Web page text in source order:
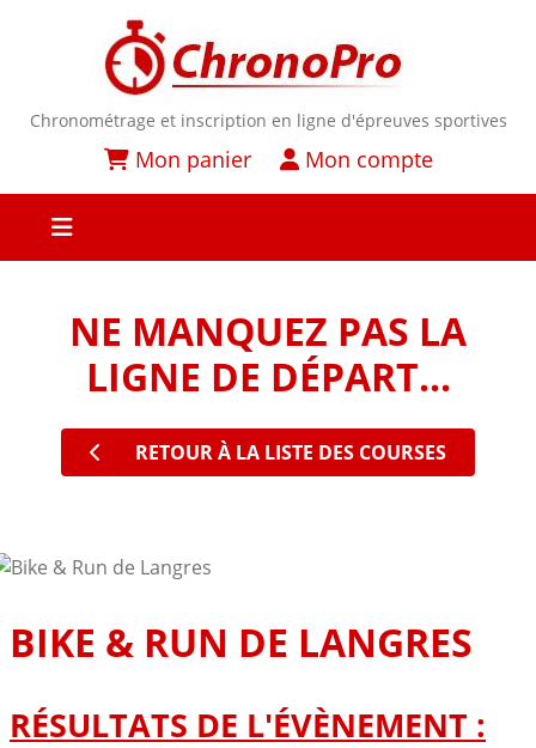
Chronométrage et inscription en ligne d'épreuves sportives
Mon panier Mon compte
NE MANQUEZ PAS LA
LIGNE DE DÉPART...
RETOUR À LA LISTE DES COURSES
BIKE & RUN DE LANGRES
RÉSULTATS DE L'ÉVÈNEMENT :